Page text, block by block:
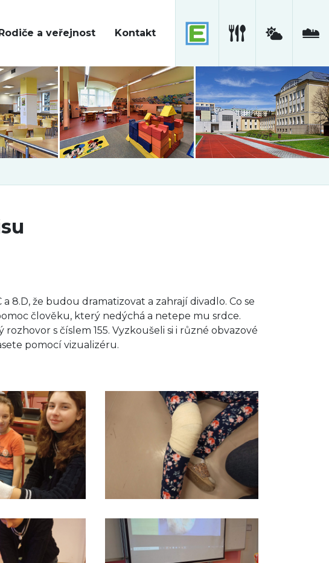
a veřejnost Kontakt
8.D, že budou dramatizovat a zahrají divadlo. Co se
člověku, který nedýchá a netepe mu srdce.
s číslem 155. Vyzkoušeli si i různé obvazové
pomocí vizualizéru.